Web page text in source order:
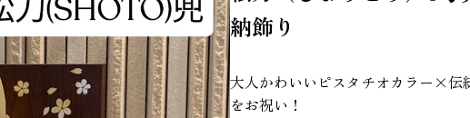
納飾り
大人かわいいピスタチオカラー×伝
をお祝い！